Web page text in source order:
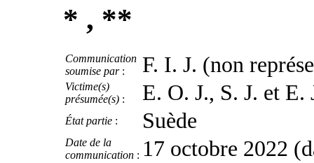
* , **
Communication
soumise par: F. I. J. (non
Victime(s)
présumée(s) : E. O. J., S. J. et E.
État partie : Suède
Date de la
communication : 17 octobre 2022